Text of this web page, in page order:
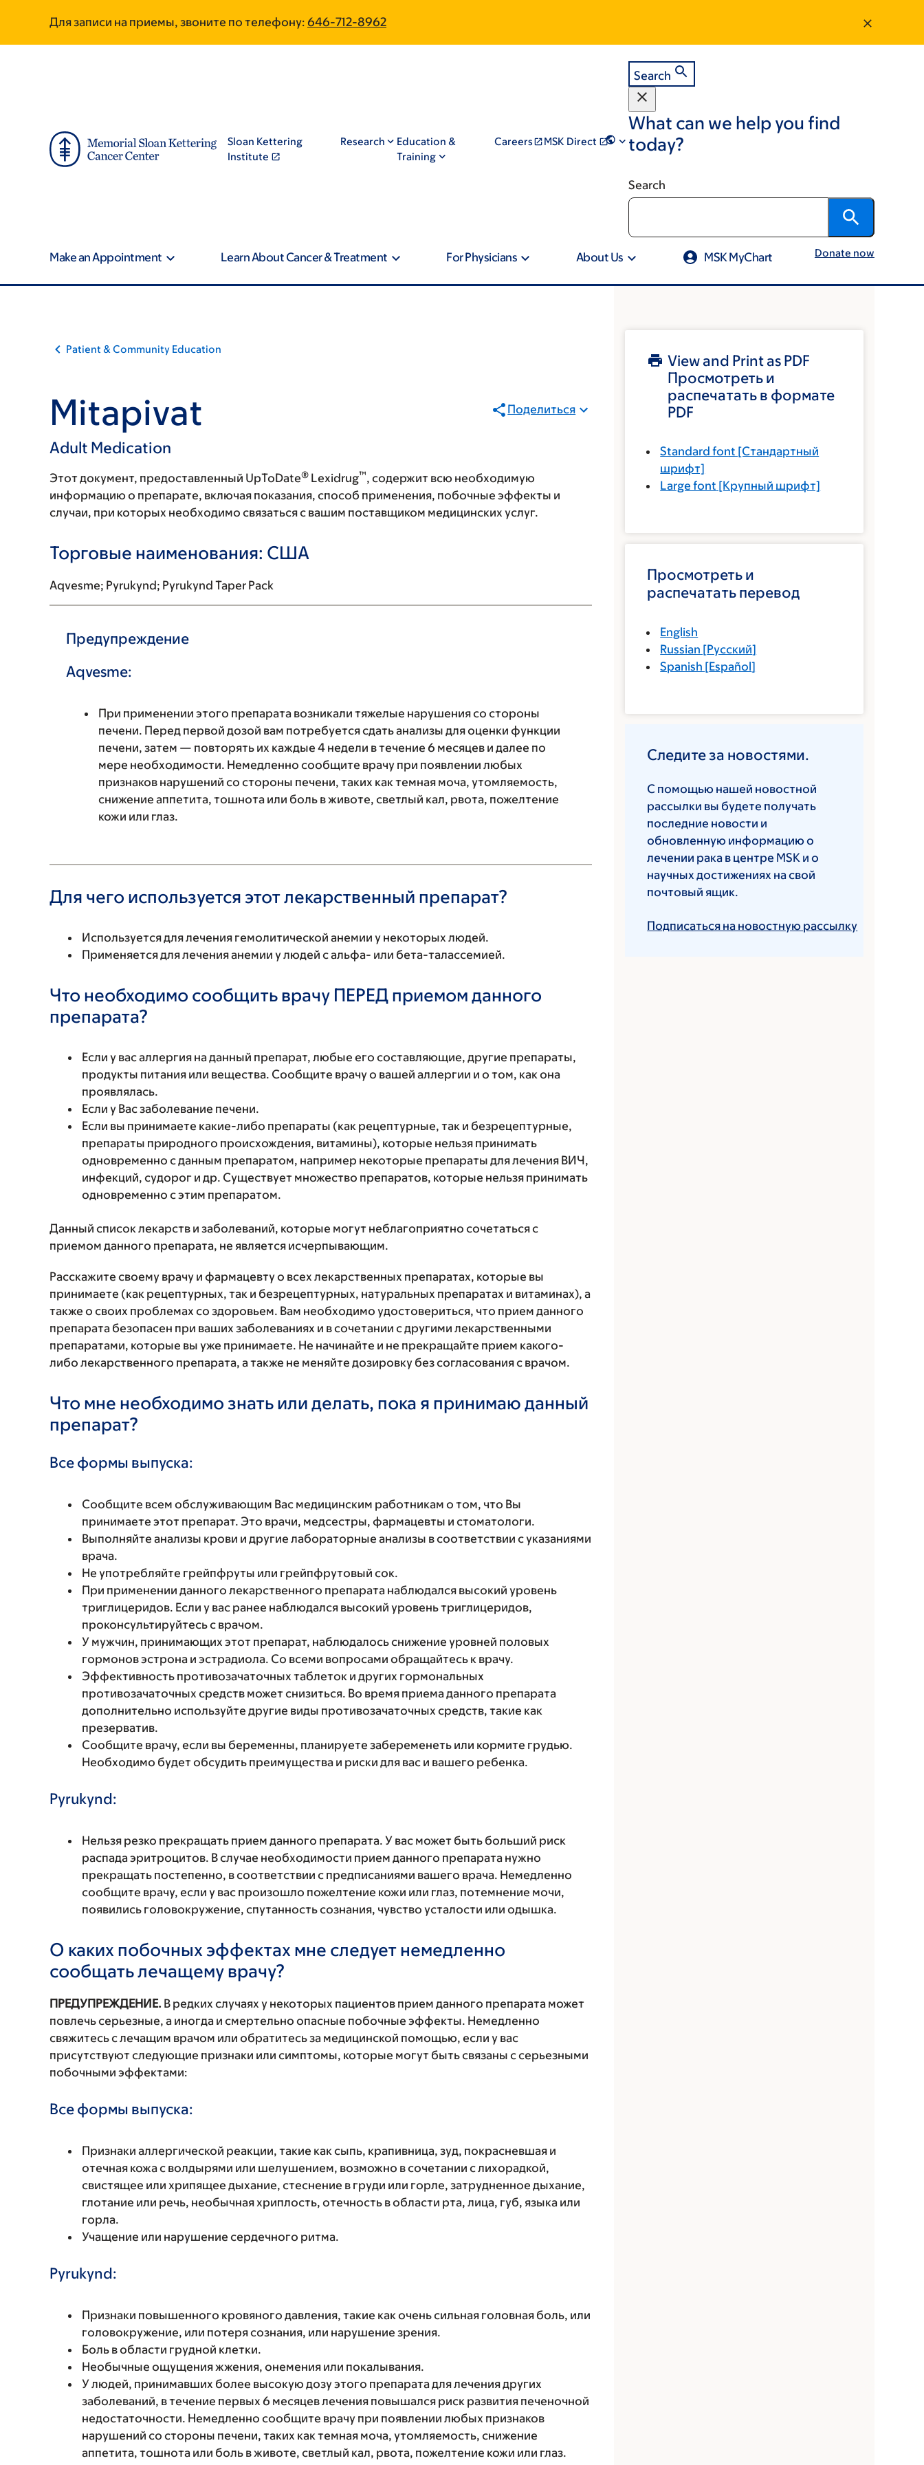
main
footer
Для записи на приемы, звоните по телефону: 646-712-8962
Sloan Kettering
Institute
Research
Education &
Training
Careers MSK Direct
Search
What can we help you find
today?
Search
Make an Appointment Learn About Cancer & Treatment For Physicians About Us MSK MyChart Donate now
Patient & Community Education
Mitapivat
Adult Medication
Поделиться
Этот документ, предоставленный UpToDate® Lexidrug™, содержит всю необходимую
информацию о препарате, включая показания, способ применения, побочные эффекты и
случаи, при которых необходимо связаться с вашим поставщиком медицинских услуг.
Торговые наименования: США
Aqvesme; Pyrukynd; Pyrukynd Taper Pack
Предупреждение
Aqvesme:
При применении этого препарата возникали тяжелые нарушения со стороны
печени. Перед первой дозой вам потребуется сдать анализы для оценки функции
печени, затем — повторять их каждые 4 недели в течение 6 месяцев и далее по
мере необходимости. Немедленно сообщите врачу при появлении любых
признаков нарушений со стороны печени, таких как темная моча, утомляемость,
снижение аппетита, тошнота или боль в животе, светлый кал, рвота, пожелтение
кожи или глаз.
Для чего используется этот лекарственный препарат?
Используется для лечения гемолитической анемии у некоторых людей.
Применяется для лечения анемии у людей с альфа- или бета-талассемией.
Что необходимо сообщить врачу ПЕРЕД приемом данного
препарата?
Если у вас аллергия на данный препарат, любые его составляющие, другие препараты,
продукты питания или вещества. Сообщите врачу о вашей аллергии и о том, как она
проявлялась.
Если у Вас заболевание печени.
Если вы принимаете какие-либо препараты (как рецептурные, так и безрецептурные,
препараты природного происхождения, витамины), которые нельзя принимать
одновременно с данным препаратом, например некоторые препараты для лечения ВИЧ,
инфекций, судорог и др. Существует множество препаратов, которые нельзя принимать
одновременно с этим препаратом.
Данный список лекарств и заболеваний, которые могут неблагоприятно сочетаться с
приемом данного препарата, не является исчерпывающим.
Расскажите своему врачу и фармацевту о всех лекарственных препаратах, которые вы
принимаете (как рецептурных, так и безрецептурных, натуральных препаратах и витаминах), а
также о своих проблемах со здоровьем. Вам необходимо удостовериться, что прием данного
препарата безопасен при ваших заболеваниях и в сочетании с другими лекарственными
препаратами, которые вы уже принимаете. Не начинайте и не прекращайте прием какого-
либо лекарственного препарата, а также не меняйте дозировку без согласования с врачом.
Что мне необходимо знать или делать, пока я принимаю данный
препарат?
Все формы выпуска:
Сообщите всем обслуживающим Вас медицинским работникам о том, что Вы
принимаете этот препарат. Это врачи, медсестры, фармацевты и стоматологи.
Выполняйте анализы крови и другие лабораторные анализы в соответствии с указаниями
врача.
Не употребляйте грейпфруты или грейпфрутовый сок.
При применении данного лекарственного препарата наблюдался высокий уровень
триглицеридов. Если у вас ранее наблюдался высокий уровень триглицеридов,
проконсультируйтесь с врачом.
У мужчин, принимающих этот препарат, наблюдалось снижение уровней половых
гормонов эстрона и эстрадиола. Со всеми вопросами обращайтесь к врачу.
Эффективность противозачаточных таблеток и других гормональных
противозачаточных средств может снизиться. Во время приема данного препарата
дополнительно используйте другие виды противозачаточных средств, такие как
презерватив.
Сообщите врачу, если вы беременны, планируете забеременеть или кормите грудью.
Необходимо будет обсудить преимущества и риски для вас и вашего ребенка.
Pyrukynd:
Нельзя резко прекращать прием данного препарата. У вас может быть больший риск
распада эритроцитов. В случае необходимости прием данного препарата нужно
прекращать постепенно, в соответствии с предписаниями вашего врача. Немедленно
сообщите врачу, если у вас произошло пожелтение кожи или глаз, потемнение мочи,
появились головокружение, спутанность сознания, чувство усталости или одышка.
О каких побочных эффектах мне следует немедленно
сообщать лечащему врачу?
ПРЕДУПРЕЖДЕНИЕ. В редких случаях у некоторых пациентов прием данного препарата может
повлечь серьезные, а иногда и смертельно опасные побочные эффекты. Немедленно
свяжитесь с лечащим врачом или обратитесь за медицинской помощью, если у вас
присутствуют следующие признаки или симптомы, которые могут быть связаны с серьезными
побочными эффектами:
Все формы выпуска:
Признаки аллергической реакции, такие как сыпь, крапивница, зуд, покрасневшая и
отечная кожа с волдырями или шелушением, возможно в сочетании с лихорадкой,
свистящее или хрипящее дыхание, стеснение в груди или горле, затрудненное дыхание,
глотание или речь, необычная хриплость, отечность в области рта, лица, губ, языка или
горла.
Учащение или нарушение сердечного ритма.
Pyrukynd:
Признаки повышенного кровяного давления, такие как очень сильная головная боль, или
головокружение, или потеря сознания, или нарушение зрения.
Боль в области грудной клетки.
Необычные ощущения жжения, онемения или покалывания.
У людей, принимавших более высокую дозу этого препарата для лечения других
заболеваний, в течение первых 6 месяцев лечения повышался риск развития печеночной
недостаточности. Немедленно сообщите врачу при появлении любых признаков
нарушений со стороны печени, таких как темная моча, утомляемость, снижение
аппетита, тошнота или боль в животе, светлый кал, рвота, пожелтение кожи или глаз.
View and Print as PDF
Просмотреть и
распечатать в формате
PDF
Standard font [Стандартный
шрифт]
Large font [Крупный шрифт]
Просмотреть и
распечатать перевод
English
Russian [Русский]
Spanish [Español]
Следите за новостями.
С помощью нашей новостной
рассылки вы будете получать
последние новости и
обновленную информацию о
лечении рака в центре MSK и о
научных достижениях на свой
почтовый ящик.
Подписаться на новостную рассылку